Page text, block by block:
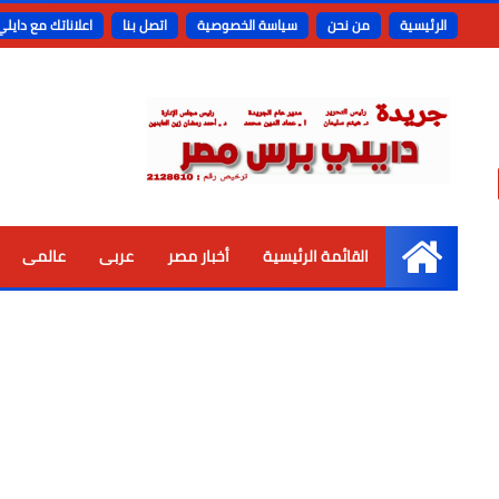
الرئيسية من نحن سياسة الخصوصية اتصل بنا اعلاناتك مع
الرئيسية
القائمة الرئيسية أخبار مصر عربى عالمى